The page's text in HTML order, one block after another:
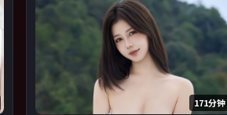
171分钟